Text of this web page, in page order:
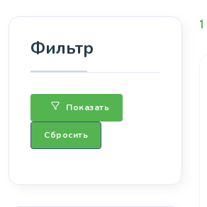
Фильтр
Показать
Сбросить
1